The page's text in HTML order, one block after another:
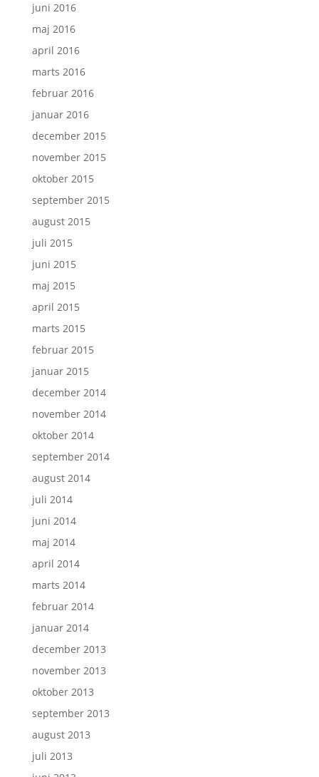
juni 2016
maj 2016
april 2016
marts 2016
februar 2016
januar 2016
december 2015
november 2015
oktober 2015
september 2015
august 2015
juli 2015
juni 2015
maj 2015
april 2015
marts 2015
februar 2015
januar 2015
december 2014
november 2014
oktober 2014
september 2014
august 2014
juli 2014
juni 2014
maj 2014
april 2014
marts 2014
februar 2014
januar 2014
december 2013
november 2013
oktober 2013
september 2013
august 2013
juli 2013